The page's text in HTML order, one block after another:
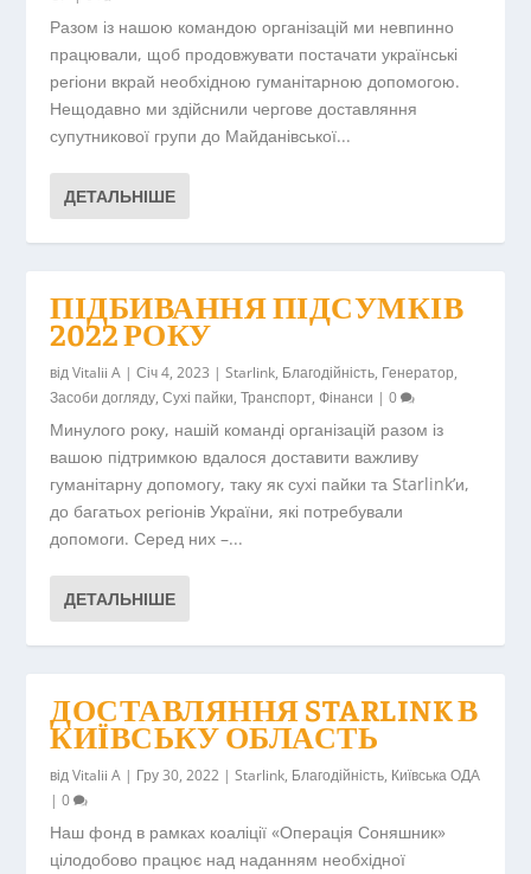
Разом із нашою командою організацій ми невпинно
працювали, щоб продовжувати постачати українські
регіони вкрай необхідною гуманітарною допомогою.
Нещодавно ми здійснили чергове доставляння
супутникової групи до Майданівської...
ДЕТАЛЬНІШЕ
ПІДБИВАННЯ ПІДСУМКІВ
2022 РОКУ
відVitalii A |Січ 4, 2023 |Starlink, Благодійність, Генератор,
Засоби догляду,Сухі пайки,Транспорт,Фінанси |0
Минулого року, нашій команді організацій разом із
вашою підтримкою вдалося доставити важливу
гуманітарну допомогу, таку як сухі пайки та Starlink’и,
до багатьох регіонів України, які потребували
допомоги. Серед них –...
ДЕТАЛЬНІШЕ
ДОСТАВЛЯННЯ STARLINK В
КИЇВСЬКУ ОБЛАСТЬ
відVitalii A | Гру 30, 2022 |Starlink, Благодійність, Київська ОДА
|0
Наш фонд в рамках коаліції «Операція Соняшник»
цілодобово працює над наданням необхідної